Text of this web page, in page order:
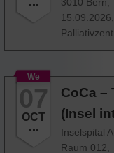
We
07
OCT
CoCa –
(Insel
Inselspital
Raum 012,